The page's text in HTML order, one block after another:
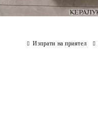
Изпрати на приятел